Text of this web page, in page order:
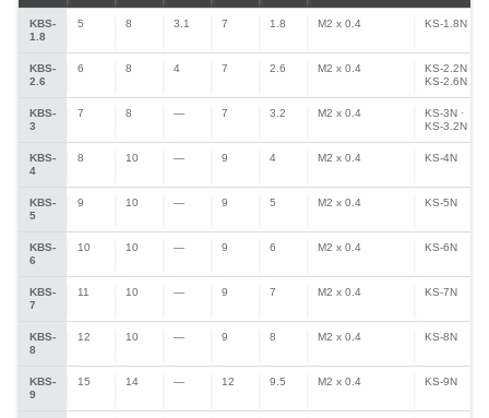
KBS-
1.8
5 8 3.1 7 1.8 M2 x 0.4 KS-1.8N
KBS-
2.6
6 8 4 7 2.6 M2 x 0.4
KS-2.2N ·
KS-2.6N
KBS-
3
7 8 — 7 3.2 M2 x 0.4
KS-3N ·
KS-3.2N
KBS-
4
8 10 — 9 4 M2 x 0.4 KS-4N
KBS-
5
9 10 — 9 5 M2 x 0.4 KS-5N
KBS-
6
10 10 — 9 6 M2 x 0.4 KS-6N
KBS-
7
11 10 — 9 7 M2 x 0.4 KS-7N
KBS-
8
12 10 — 9 8 M2 x 0.4 KS-8N
KBS-
9
15 14 — 12 9.5 M2 x 0.4 KS-9N